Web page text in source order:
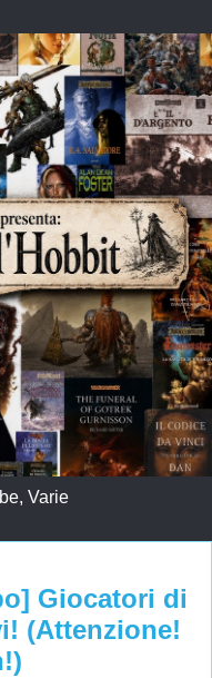
Varie
Giocatori di
(Attenzione!